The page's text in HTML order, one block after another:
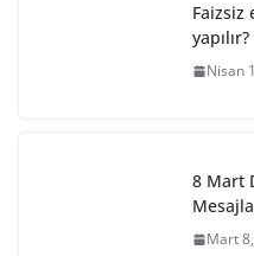
Faizsiz
yapılır?
Nisan
8 Mart
Mart